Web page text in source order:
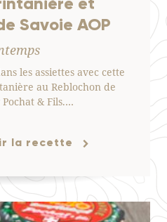
Savoie AOP
les assiettes avec cette
au Reblochon de
Pochat & Fils.…
la recette